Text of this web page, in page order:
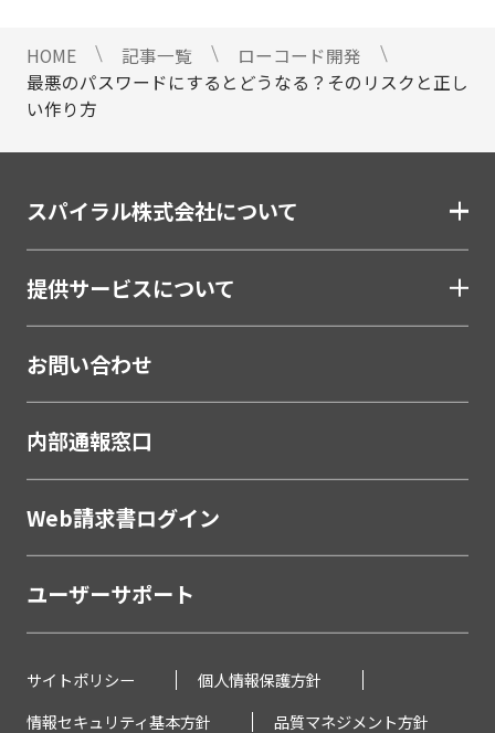
安否確認サービス
給与明細電子化
金融（銀行・信用金庫・信用組合・JAバンク・保
割賦・クレジット申込電子化
口座開設ソリューション
相談会・来店予約システム
職域営業支援ソリューション
金融
学校・教育機関
メーカー・製造
販売代理店営業支援システム
製薬・医療
研究助成金公募管理システム
薬剤Web講習システム
不動産
HOME 記事一覧
ローコード開発
最悪のパスワードにするとどうなる？そのリスクと正し
い作り方
サイトポリシー
個人情報保護方針
情報セキュリティ基本方針
品質マネジメント方針
スパイラル株式会社について
提供サービスについて
お問い合わせ
内部通報窓口
Web請求書ログイン
ユーザーサポート